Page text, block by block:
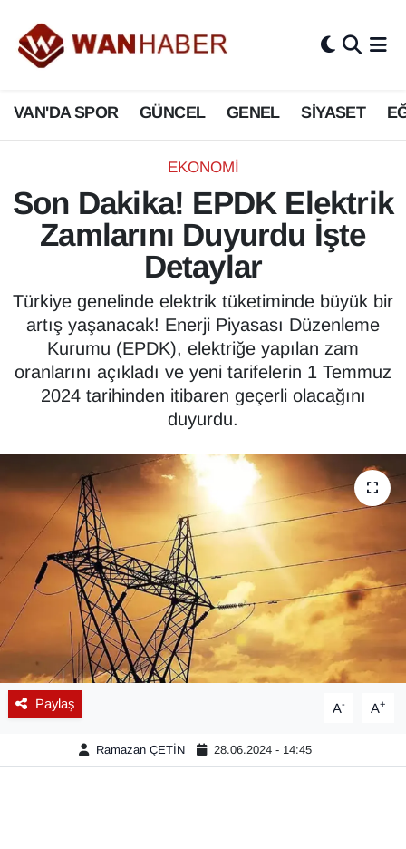
VAN'DA SPOR GÜNCEL GENEL SİYASET
EKONOMİ
Son Dakika! EPDK Elektrik
Zamlarını Duyurdu İşte
Detaylar
Türkiye genelinde elektrik tüketiminde büyük bir
artış yaşanacak! Enerji Piyasası Düzenleme
Kurumu (EPDK), elektriğe yapılan zam
oranlarını açıkladı ve yeni tarifelerin 1 Temmuz
2024 tarihinden itibaren geçerli olacağını
duyurdu.
Paylaş A- A+
Ramazan ÇETİN 28.06.2024 - 14:45
3.SAYFA
ASAYİŞ
BİLİM VE TEKNOLOJİ
Biyografi
Bölge Haberleri
ÇEVRE
Deprem
Dernekler, Odalar
DÜNYA
EĞİTİM
EKONOMİ
Eleman
Emlak
En çok konuşulanlar
GENEL
Van Nöbetçi Eczaneler
Van Hava Durumu
Van Namaz Vakitleri
Van Trafik Yoğunluk Haritası
Süper Lig Puan Durumu ve Fikstür
Tüm Manşetler
Son Dakika Haberleri
Haber Arşivi